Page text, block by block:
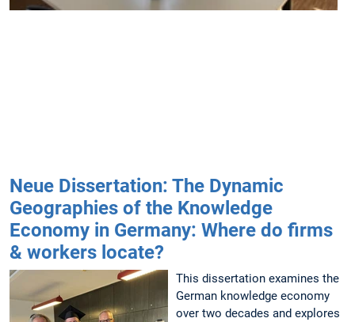
Neue Dissertation: The Dynamic
Geographies of the Knowledge
Economy in Germany: Where do firms
& workers locate?
This dissertation examines the
German knowledge economy
over two decades and explores